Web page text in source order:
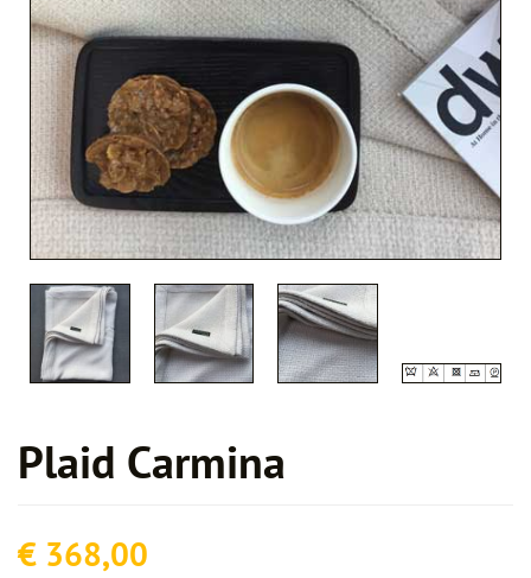
blog
contact
Taalkeuze
nl en
Plaid Carmina
€ 368,00